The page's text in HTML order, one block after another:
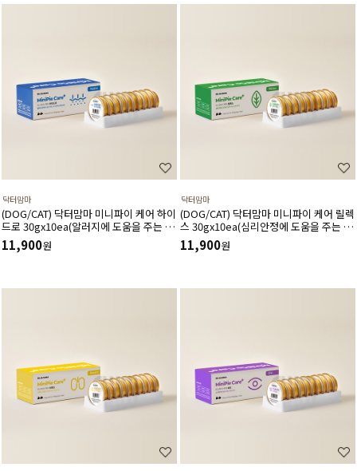
닥터맘마
(DOG/CAT) 닥터맘마 미니파이 케어 하이
드로 30gx10ea(알러지에 도움을 주는 보
조간식)가수분해연어,오메가3,콜라겐,피
부에도움
11,900원
닥터맘마
(DOG/CAT) 닥터맘마 미니파이 케어 릴렉
스 30gx10ea(심리안정에 도움을 주는 보
조간식)분리불안관리,긴장완화에도움
11,900원